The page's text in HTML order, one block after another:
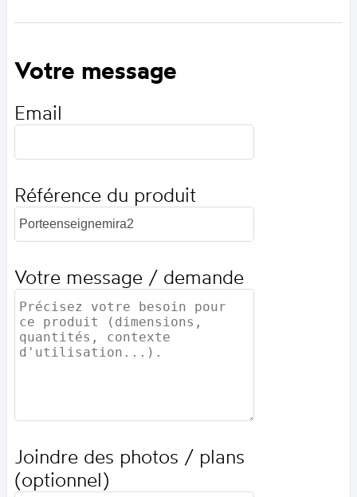
Votre message
Email
Référence du produit
Votre message / demande
Joindre des photos / plans
(optionnel)